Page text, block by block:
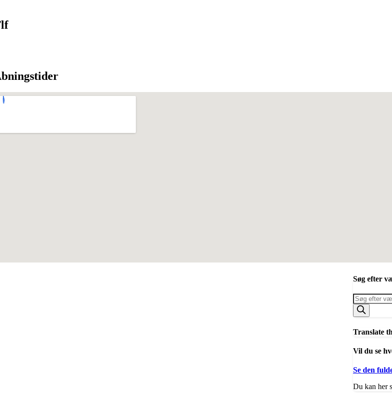
Søg efter
Products
search
Translate
Vil du se
Se den
Du kan her